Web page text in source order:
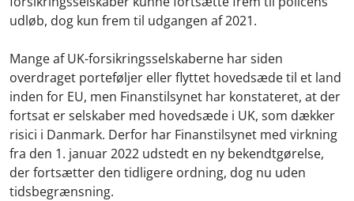
udløb, dog kun frem til udgangen af 2021.
Mange af UK-forsikringsselskaberne har siden
overdraget porteføljer eller flyttet hovedsæde til et land
inden for EU, men Finanstilsynet har konstateret, at der
fortsat er selskaber med hovedsæde i UK, som dækker
risici i Danmark. Derfor har Finanstilsynet med virkning
fra den 1. januar 2022 udstedt en ny bekendtgørelse,
der fortsætter den tidligere ordning, dog nu uden
tidsbegrænsning.